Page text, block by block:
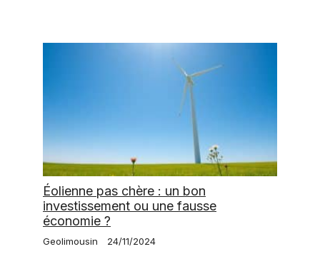
Éolienne pas chère : un bon
investissement ou une fausse
économie ?
Geolimousin 24/11/2024